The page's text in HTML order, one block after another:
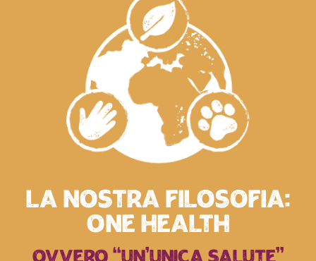
la nostra filosofia:
One health